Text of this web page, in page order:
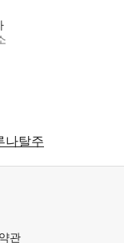
나탈주
관